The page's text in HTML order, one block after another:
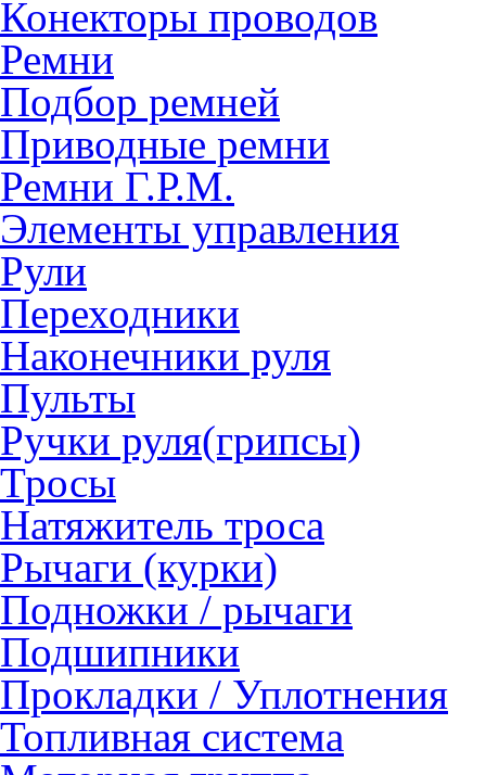
Конекторы проводов
Ремни
Подбор ремней
Приводные ремни
Ремни Г.Р.М.
Элементы управления
Рули
Переходники
Наконечники руля
Пульты
Ручки руля(грипсы)
Тросы
Натяжитель троса
Рычаги (курки)
Подножки / рычаги
Подшипники
Прокладки / Уплотнения
Топливная система